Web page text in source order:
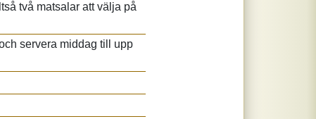
två matsalar att välja på
servera middag till upp